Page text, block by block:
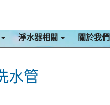
淨水器相關 關於我們
水管